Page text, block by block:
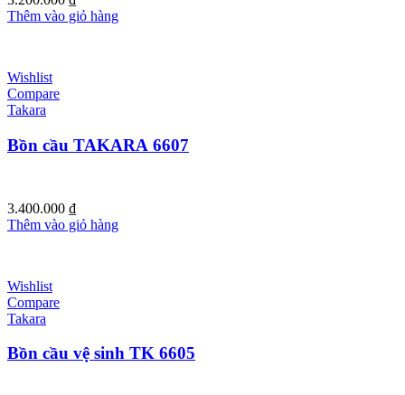
Thêm vào giỏ hàng
Wishlist
Compare
Takara
Bồn cầu TAKARA 6607
3.400.000 ₫
Thêm vào giỏ hàng
Wishlist
Compare
Takara
Bồn cầu vệ sinh TK 6605